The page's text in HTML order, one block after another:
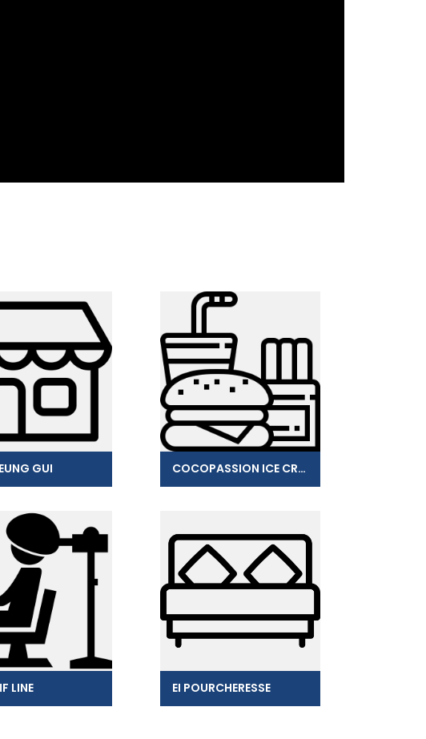
GUI COCOPASSION ICE CREAM
LINE EI POURCHERESSE